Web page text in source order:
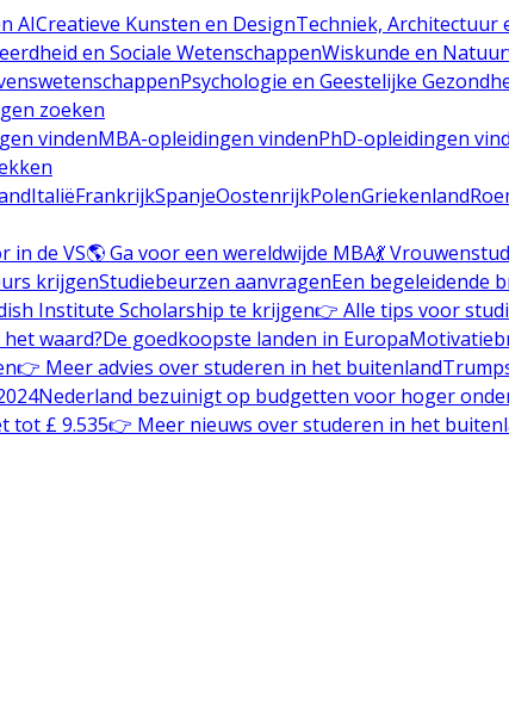
AICreatieve Kunsten en DesignTechniek, Architectuur
en Sociale WetenschappenWiskunde en
Psychologie en Geestelijke
zoeken
vindenMBA-opleidingen vindenPhD-opleidingen
ItaliëFrankrijkSpanjeOostenrijkPolenGriekenland
in de VS🌎 Ga voor een wereldwijde MBA💃
krijgenStudiebeurzen aanvragenEen begeleidende
Institute Scholarship te krijgen👉 Alle tips voor
waard?De goedkoopste landen in Europa
👉 Meer advies over studeren in het buitenland
Nederland bezuinigt op budgetten voor hoger
tot £ 9.535👉 Meer nieuws over studeren in het